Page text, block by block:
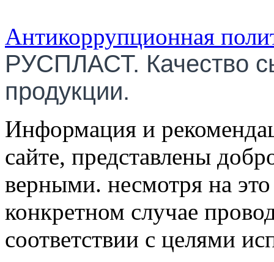
Антикоррупционная
РУСПЛАСТ. Качество
продукции.
Информация и
сайте, представлены
верными. несмотря на
конкретном случае
соответствии с целями